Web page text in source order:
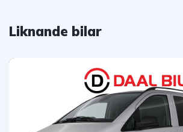
Liknande bilar